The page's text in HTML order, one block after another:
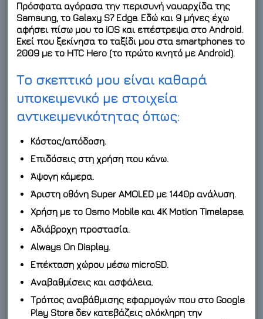
Πρόσφατα αγόρασα την περισυνή ναυαρχίδα της
Samsung, το Galaxy S7 Edge. Εδώ και 9 μήνες έχω
αφήσει πίσω μου το iOS και επέστρεψα στο Android.
Εκεί που ξεκίνησα το ταξίδι μου στα smartphones το
2009 με το HTC Hero (το πρώτο κινητό με Android).
Το σκεπτικό μου είναι καθαρά
υποκειμενικό με στοιχεία
αντικειμενικότητας όπως:
Κόστος/απόδοση.
Επιδόσεις στη χρήση που κάνω.
Άψογη κάμερα.
Άριστη οθόνη Super AMOLED με 1440p ανάλυση.
Χρήση με το Osmo Mobile και 4K Motion Timelapse.
Αδιάβροχη προστασία.
Always On Display.
Επέκταση χώρου μέσω microSD.
Αναβαθμίσεις και ασφάλεια.
Τρόπος αναβάθμισης εφαρμογών που στο Google
Play Store δεν κατεβάζεις ολόκληρη την